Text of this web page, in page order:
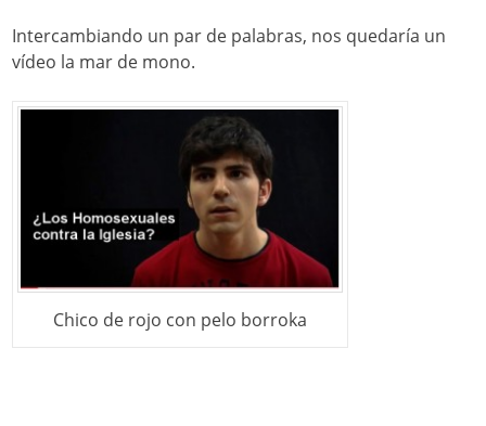
Intercambiando un par de palabras, nos quedaría un
vídeo la mar de mono.
Chico de rojo con pelo borroka